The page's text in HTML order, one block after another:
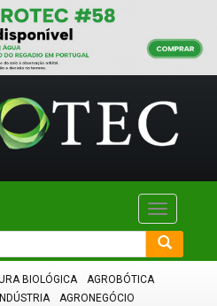
Toggle
BIOLÓGICA
AGROBÓTICA
AGRONEGÓCIO